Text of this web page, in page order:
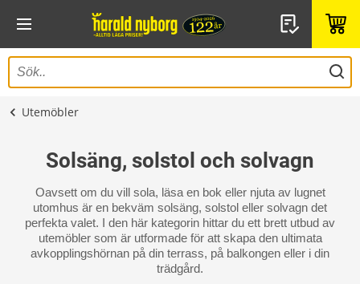
Utemöbler
Solsäng, solstol och solvagn
Oavsett om du vill sola, läsa en bok eller njuta av lugnet
utomhus är en bekväm solsäng, solstol eller solvagn det
perfekta valet. I den här kategorin hittar du ett brett utbud av
utemöbler som är utformade för att skapa den ultimata
avkopplingshörnan på din terrass, på balkongen eller i din
trädgård.